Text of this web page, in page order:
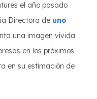
el año pasado
Directora de uno
una imagen vívida
en los próximos
en su estimación de